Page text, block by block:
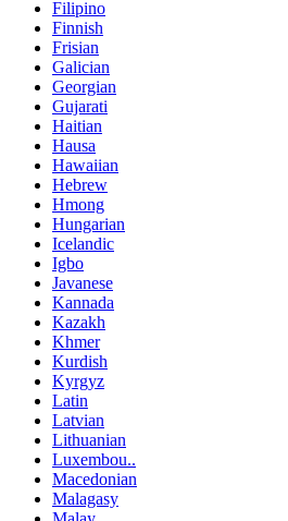
Filipino
Finnish
Frisian
Galician
Georgian
Gujarati
Haitian
Hausa
Hawaiian
Hebrew
Hmong
Hungarian
Icelandic
Igbo
Javanese
Kannada
Kazakh
Khmer
Kurdish
Kyrgyz
Latin
Latvian
Lithuanian
Luxembou..
Macedonian
Malagasy